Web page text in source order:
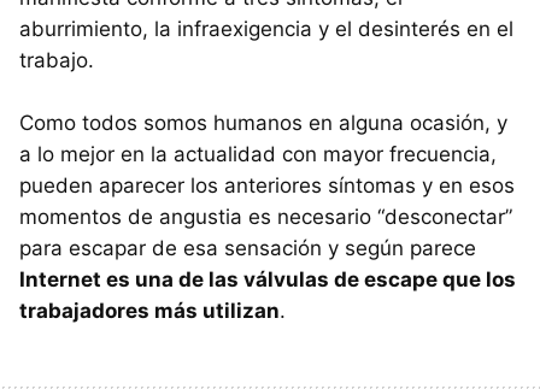
aburrimiento, la infraexigencia y el desinterés en el
trabajo.
Como todos somos humanos en alguna ocasión, y
a lo mejor en la actualidad con mayor frecuencia,
pueden aparecer los anteriores síntomas y en esos
momentos de angustia es necesario “desconectar”
para escapar de esa sensación y según parece
Internet es una de las válvulas de escape que los
trabajadores más utilizan.